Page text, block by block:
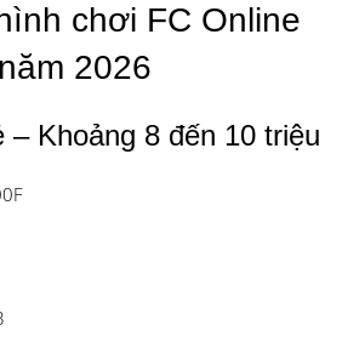
chơi FC Online
2026
– Khoảng 8 đến 10 triệu